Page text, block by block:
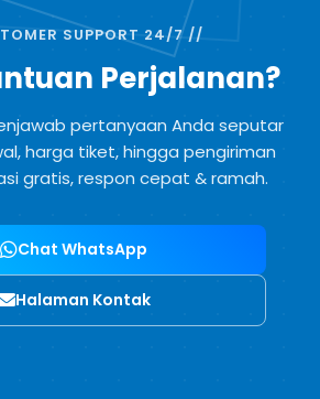
SUPPORT 24/7 //
Perjalanan?
pertanyaan Anda seputar
harga tiket, hingga pengiriman
gratis, respon cepat & ramah.
Chat WhatsApp
Halaman Kontak